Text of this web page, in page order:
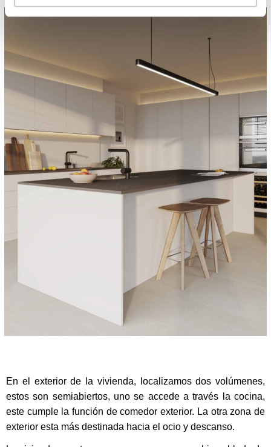
En el exterior de la vivienda, localizamos dos volúmenes,
estos son semiabiertos, uno se accede a través la cocina,
este cumple la función de comedor exterior. La otra zona de
exterior esta más destinada hacia el ocio y descanso.